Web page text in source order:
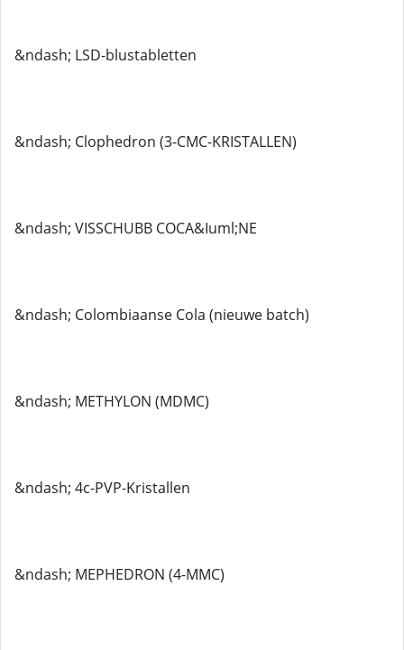
&ndash; LSD-blustabletten
&ndash; Clophedron (3-CMC-KRISTALLEN)
&ndash; VISSCHUBB COCA&Iuml;NE
&ndash; Colombiaanse Cola (nieuwe batch)
&ndash; METHYLON (MDMC)
&ndash; 4c-PVP-Kristallen
&ndash; MEPHEDRON (4-MMC)